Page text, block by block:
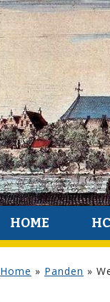
HOME
Home » Panden »